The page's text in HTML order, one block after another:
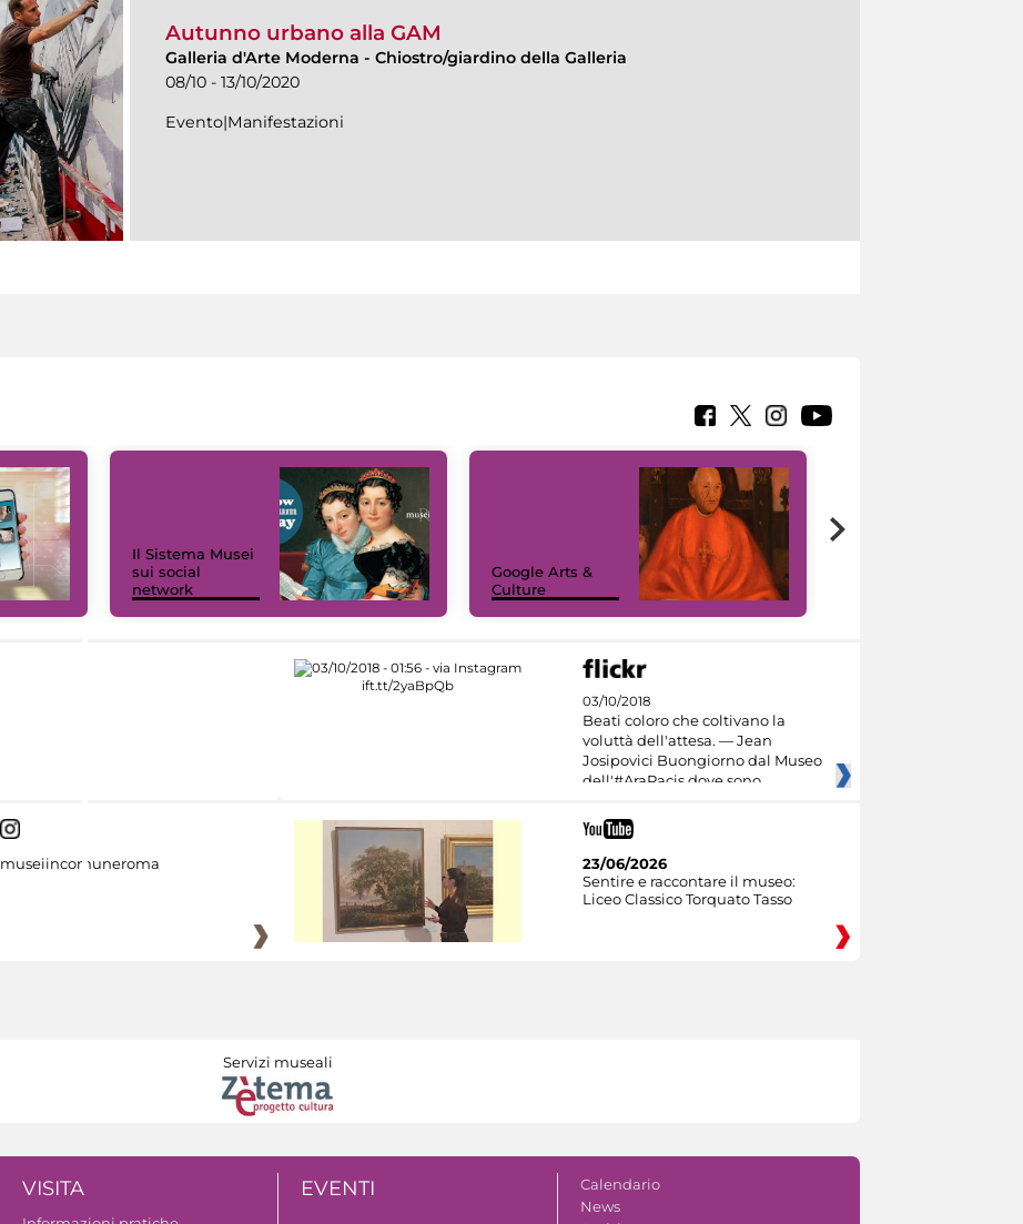
Autunno urbano alla GAM
Galleria d'Arte Moderna - Chiostro/giardino della Galleria
08/10 - 13/10/2020
Evento|Manifestazioni
Il Sistema Musei
sui social
network
Google Arts &
Culture
03/10/2018
Beati coloro che coltivano la
voluttà dell'attesa. — Jean
Josipovici Buongiorno dal Museo
dell'#AraPacis dove sono
museiincomuneroma
23/06/2026
Sentire e raccontare il museo:
Liceo Classico Torquato Tasso
Servizi museali
VISITA EVENTI
Calendario
News